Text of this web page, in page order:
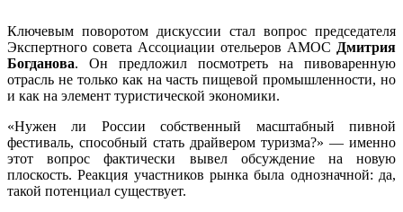
Ключевым поворотом дискуссии стал вопрос председателя
Экспертного совета Ассоциации отельеров АМОС Дмитрия
Богданова. Он предложил посмотреть на пивоваренную
отрасль не только как на часть пищевой промышленности, но
и как на элемент туристической экономики.
«Нужен ли России собственный масштабный пивной
фестиваль, способный стать драйвером туризма?» — именно
этот вопрос фактически вывел обсуждение на новую
плоскость. Реакция участников рынка была однозначной: да,
такой потенциал существует.